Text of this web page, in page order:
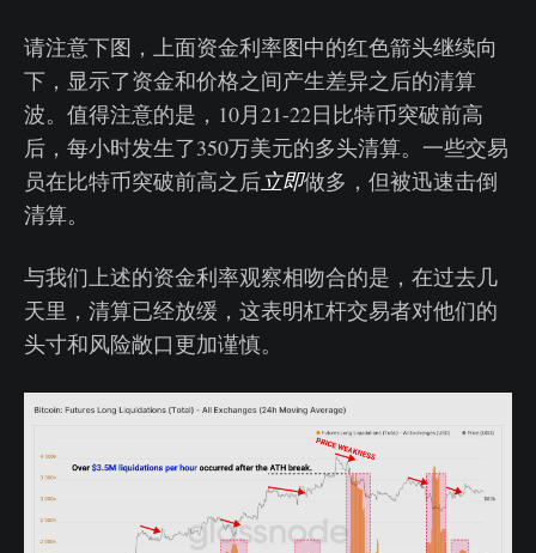
请注意下图，上面资金利率图中的红色箭头继续向
下，显示了资金和价格之间产生差异之后的清算
波。值得注意的是，10月21-22日比特币突破前高
后，每小时发生了350万美元的多头清算。一些交易
员在比特币突破前高之后立即做多，但被迅速击倒
清算。
与我们上述的资金利率观察相吻合的是，在过去几
天里，清算已经放缓，这表明杠杆交易者对他们的
头寸和风险敞口更加谨慎。